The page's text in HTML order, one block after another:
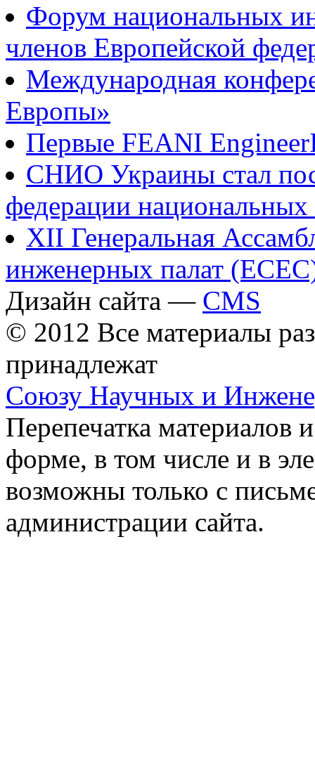
Форум национальных
членов Европейской
Международная
Европы»
Первые FEANI
СНИО Украины стал
федерации
XII Генеральная
инженерных палат
Дизайн сайта — CMS
© 2012 Все материалы
принадлежат
Союзу Научных и
Перепечатка материалов
форме, в том числе и в
возможны только с
администрации сайта.